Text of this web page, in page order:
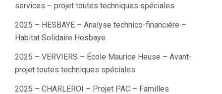
services – projet toutes techniques spéciales
2025 – HESBAYE – Analyse technico-financière –
Habitat Solidaire Hesbaye
2025 – VERVIERS – École Maurice Heuse – Avant-
projet toutes techniques spéciales
2025 – CHARLEROI – Projet PAC – Familles